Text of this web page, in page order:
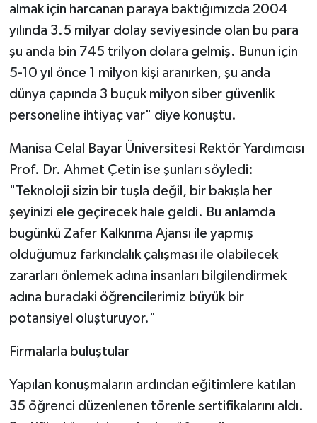
almak için harcanan paraya baktığımızda 2004
yılında 3.5 milyar dolay seviyesinde olan bu para
şu anda bin 745 trilyon dolara gelmiş. Bunun için
5-10 yıl önce 1 milyon kişi aranırken, şu anda
dünya çapında 3 buçuk milyon siber güvenlik
personeline ihtiyaç var" diye konuştu.
Manisa Celal Bayar Üniversitesi Rektör Yardımcısı
Prof. Dr. Ahmet Çetin ise şunları söyledi:
"Teknoloji sizin bir tuşla değil, bir bakışla her
şeyinizi ele geçirecek hale geldi. Bu anlamda
bugünkü Zafer Kalkınma Ajansı ile yapmış
olduğumuz farkındalık çalışması ile olabilecek
zararları önlemek adına insanları bilgilendirmek
adına buradaki öğrencilerimiz büyük bir
potansiyel oluşturuyor."
Firmalarla buluştular
Yapılan konuşmaların ardından eğitimlere katılan
35 öğrenci düzenlenen törenle sertifikalarını aldı.